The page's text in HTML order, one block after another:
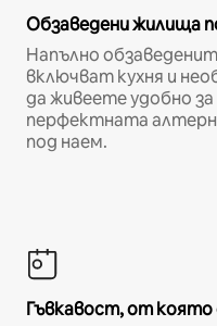
Обзаведени жилища
Напълно
включват кухня и
да живеете удобно за
перфектната
под наем.
Гъвкавост, от която